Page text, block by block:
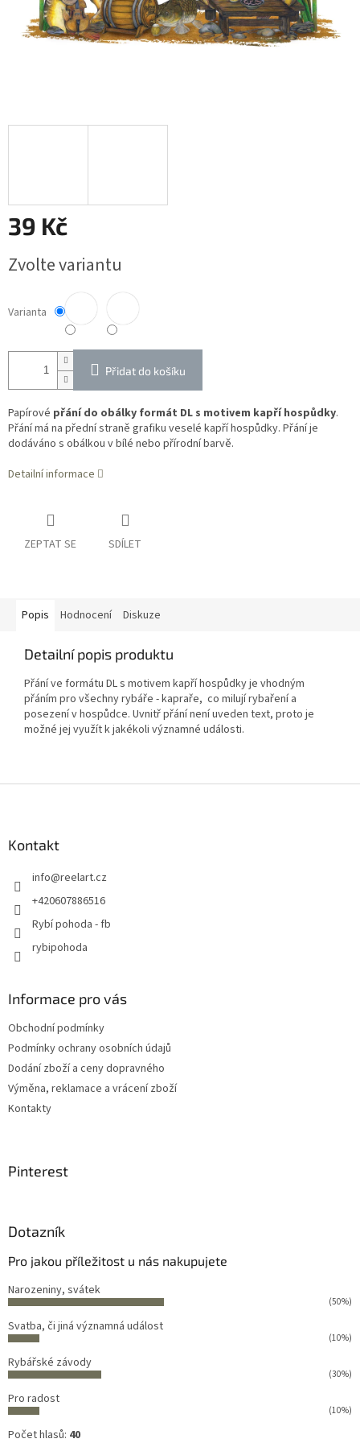
39 Kč
cena:
Zvolte variantu
Varianta
Přidat do košíku
Papírové přání do obálky formát DL s motivem kapří hospůdky.
Přání má na přední straně grafiku veselé kapří hospůdky. Přání je
dodáváno s obálkou v bílé nebo přírodní barvě.
Detailní informace
ZEPTAT SE SDÍLET
Popis Hodnocení Diskuze
Detailní popis produktu
Přání ve formátu DL s motivem kapří hospůdky je vhodným
přáním pro všechny rybáře - kapraře, co milují rybaření a
posezení v hospůdce. Uvnitř přání není uveden text, proto je
možné jej využít k jakékoli významné události.
Kontakt
info@reelart.cz
+420607886516
Rybí pohoda - fb
rybipohoda
Informace pro vás
Obchodní podmínky
Podmínky ochrany osobních údajů
Dodání zboží a ceny dopravného
Výměna, reklamace a vrácení zboží
Kontakty
Pinterest
Dotazník
Pro jakou příležitost u nás nakupujete
Narozeniny, svátek
(50%)
Svatba, či jiná významná událost
(10%)
Rybářské závody
(30%)
Pro radost
(10%)
Počet hlasů: 40